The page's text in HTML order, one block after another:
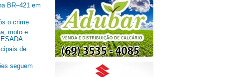
BR–421 em
o crime
moto e
de
seguem